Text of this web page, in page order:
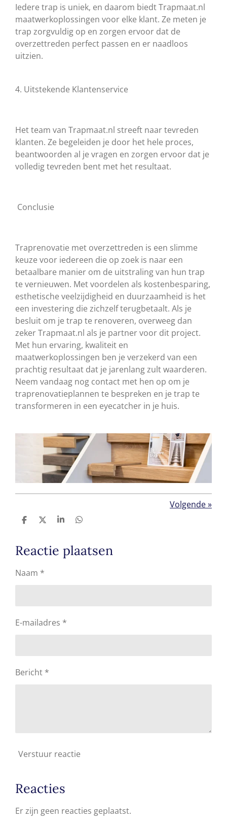
Iedere trap is uniek, en daarom biedt Trapmaat.nl
maatwerkoplossingen voor elke klant. Ze meten je
trap zorgvuldig op en zorgen ervoor dat de
overzettreden perfect passen en er naadloos
uitzien.
4. Uitstekende Klantenservice
Het team van Trapmaat.nl streeft naar tevreden
klanten. Ze begeleiden je door het hele proces,
beantwoorden al je vragen en zorgen ervoor dat je
volledig tevreden bent met het resultaat.
Conclusie
Traprenovatie met overzettreden is een slimme
keuze voor iedereen die op zoek is naar een
betaalbare manier om de uitstraling van hun trap
te vernieuwen. Met voordelen als kostenbesparing,
esthetische veelzijdigheid en duurzaamheid is het
een investering die zichzelf terugbetaalt. Als je
besluit om je trap te renoveren, overweeg dan
zeker Trapmaat.nl als je partner voor dit project.
Met hun ervaring, kwaliteit en
maatwerkoplossingen ben je verzekerd van een
prachtig resultaat dat je jarenlang zult waarderen.
Neem vandaag nog contact met hen op om je
traprenovatieplannen te bespreken en je trap te
transformeren in een eyecatcher in je huis.
Volgende»
D
e
n
D
l
S
r
e
D
e
n
Reactie plaatsen
Naam *
E-mailadres *
Bericht *
Verstuur reactie
Reacties
Er zijn geen reacties geplaatst.